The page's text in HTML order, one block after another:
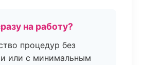
на работу?
процедур без
или с минимальным